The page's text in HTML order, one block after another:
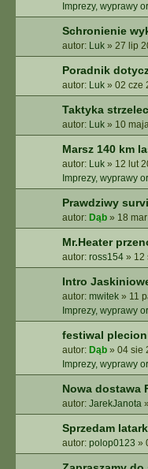
Z
W
Imprezy, wyprawy
Schronienie
autor: Luk » 27 lip
Poradnik
autor: Luk » 02 cze
Taktyka
autor: Luk » 10
Marsz 140 km
autor: Luk » 12 lut
Imprezy, wyprawy
Prawdziwy
autor: Dąb » 18
Mr.Heater
autor: ross154 » 12
Intro
autor: mwitek » 11
Imprezy, wyprawy
festiwal
autor: Dąb » 04 sie
Imprezy, wyprawy
Nowa dostawa
autor: JarekJanota »
Sprzedam
autor: polop0123 »